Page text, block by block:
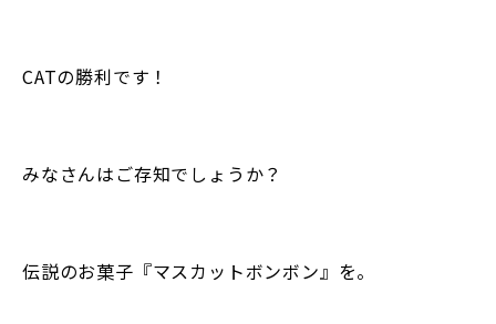
CATの勝利です！
みなさんはご存知でしょうか？
伝説のお菓子『マスカットボンボン』を。